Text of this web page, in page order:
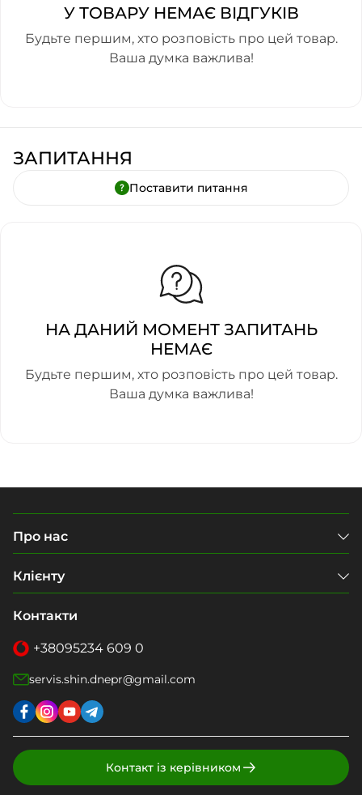
У ТОВАРУ НЕМАЄ ВІДГУКІВ
Будьте першим, хто розповість про цей товар.
Ваша думка важлива!
ЗАПИТАННЯ
Поставити питання
НА ДАНИЙ МОМЕНТ ЗАПИТАНЬ
НЕМАЄ
Будьте першим, хто розповість про цей товар.
Ваша думка важлива!
Про нас
Клієнту
Контакти
+38095234 609 0
servis.shin.dnepr@gmail.com
Контакт із керівником